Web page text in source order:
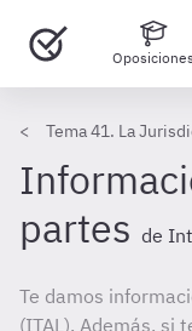
Oposiciones
Tema 41. La
partes de
Te damos
(ITAL). Además, si